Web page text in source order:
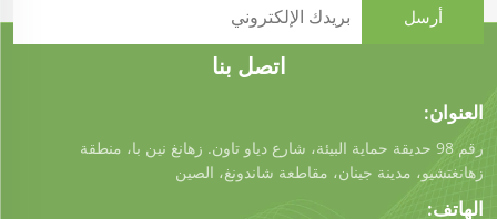
اتصل بنا
العنوان:
رقم 98 حديقة حماية البيئة، شارع دياو تاون. زهانغ نين با، منطقة
زهانغتشيو، مدينة جينان، مقاطعة شاندونغ، الصين
الهاتف: